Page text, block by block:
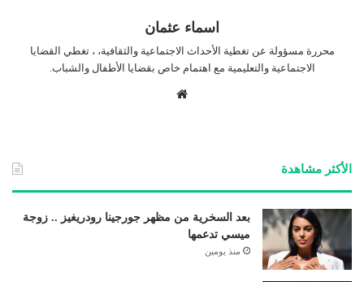
اسماء عثمان
محررة مسؤولة عن تغطية الأحداث الاجتماعية والثقافية، ، تغطي القضايا
الاجتماعية والتعليمية مع اهتمام خاص بقضايا الأطفال والشباب.
الأكثر مشاهدة
بعد السخرية من مظهر جورجينا رودريغيز .. زوجة
ميسي تدعمها
منذ يومين